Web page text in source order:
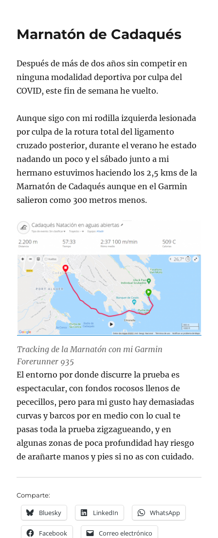
https
Multisite
desde
Marnatón de Cadaqués
Después de más de dos años sin competir en
ninguna modalidad deportiva por culpa del
COVID, este fin de semana he vuelto.
Aunque sigo con mi rodilla izquierda lesionada
por culpa de la rotura total del ligamento
cruzado posterior, durante el verano he estado
nadando un poco y el sábado junto a mi
hermano estuvimos haciendo los 2,5 kms de la
Marnatón de Cadaqués aunque en el Garmin
salieron como 300 metros menos.
Tracking de la Marnatón con mi Garmin
Forerunner 935
El entorno por donde discurre la prueba es
espectacular, con fondos rocosos llenos de
pececillos, pero para mi gusto hay demasiadas
curvas y barcos por en medio con lo cual te
pasas toda la prueba zigzagueando, y en
algunas zonas de poca profundidad hay riesgo
de arañarte manos y pies si no as con cuidado.
Comparte:
Bluesky LinkedIn WhatsApp
Facebook Correo electrónico